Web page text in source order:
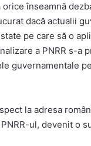
înseamnă
dacă actualii
pe care să o
a PNRR s-a
guvernamentale
la adresa
ul, devenit o